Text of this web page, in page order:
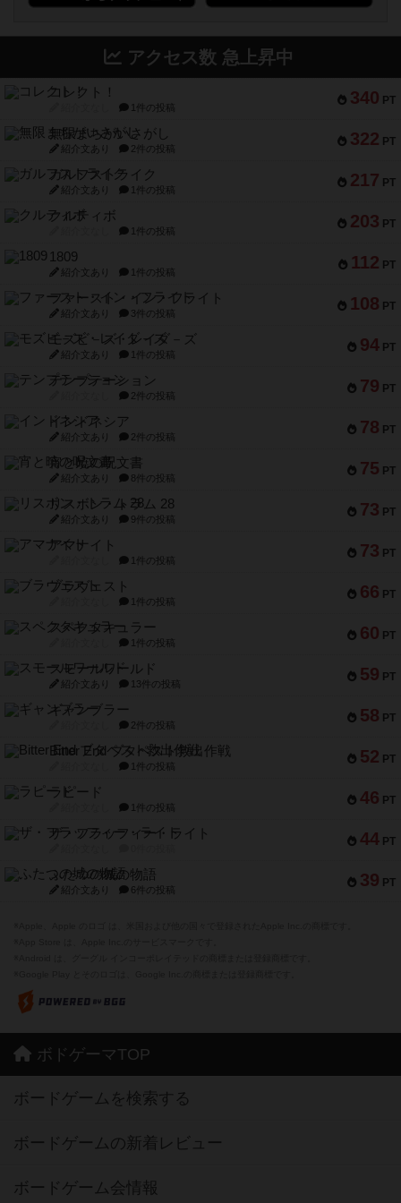
アクセス数 急上昇中
340 PT
コレクト！
1件の投稿
322 PT
無限まちがいさがし
紹介文あり 2件の投稿
217 PT
ガルフストライク
紹介文あり 1件の投稿
203 PT
クルティボ
1件の投稿
112 PT
1809
紹介文あり 1件の投稿
108 PT
ファースト・イン・フライト
紹介文あり 3件の投稿
94 PT
モズビ－ズ・レイダ－ズ
紹介文あり 1件の投稿
79 PT
テンプテーション
2件の投稿
78 PT
インドネシア
紹介文あり 2件の投稿
75 PT
宵と暁の呪文書
紹介文あり 8件の投稿
73 PT
リスボン・トラム 28
紹介文あり 9件の投稿
73 PT
アマナイト
1件の投稿
66 PT
ブラヴェスト
1件の投稿
60 PT
スペクタキュラー
1件の投稿
59 PT
スモールワールド
紹介文あり 13件の投稿
58 PT
ギャンブラー
2件の投稿
52 PT
Bitter End ブタペスト救出作戦
1件の投稿
46 PT
ラピード
1件の投稿
44 PT
ザ・フラッフィー・ライト
39 PT
ふたつの城の物語
紹介文あり 6件の投稿
ボドゲーマTOP
ボードゲームを検索する
ボードゲームの新着レビュー
ボードゲーム会情報